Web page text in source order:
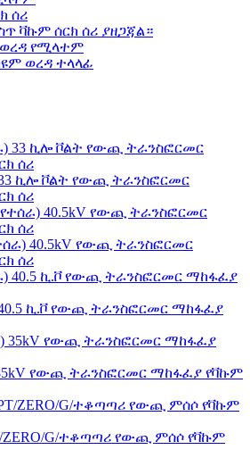
ሰሪ
ቫኩም ሰርክ ሰሪ ያዘጋጃል።
የሚላተም
ወረዳ ተላላፊ
33 ኪሎ ቮልት የውጪ ትራንስፎርመር
ሰሪ
40.5kV የውጪ ትራንስፎርመር
ሰሪ
ኪ.ቮ የውጪ ትራንስፎርመር ማከፋፈያ
35kV የውጪ ትራንስፎርመር ማከፋፈያ የቫኩም
ZERO/G/ተቆጣጣሪ የውጪ ምሰሶ የቫኩም